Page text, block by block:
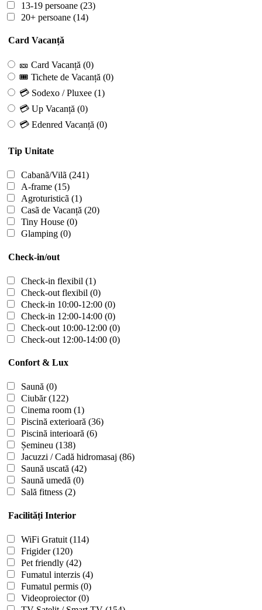
13-19 persoane (23)
20+ persoane (14)
Card Vacanță
🎫 Card Vacanță (0)
🎟 Tichete de Vacanță (0)
💳 Sodexo / Pluxee (1)
💳 Up Vacanță (0)
💳 Edenred Vacanță (0)
Tip Unitate
Cabanã/Vilã (241)
A-frame (15)
Agroturisticã (1)
Casã de Vacanță (20)
Tiny House (0)
Glamping (0)
Check-in/out
Check-in flexibil (1)
Check-out flexibil (0)
Check-in 10:00-12:00 (0)
Check-in 12:00-14:00 (0)
Check-out 10:00-12:00 (0)
Check-out 12:00-14:00 (0)
Confort & Lux
Saună (0)
Ciubăr(122)
Cinema room (1)
Piscină exterioară (36)
Piscină interioară (6)
Șemineu (138)
Jacuzzi / Cadă hidromasaj (86)
Saună uscată (42)
Saună umedă (0)
Sală fitness (2)
Facilități Interior
WiFi Gratuit (114)
Frigider(120)
Pet friendly (42)
Fumatul interzis (4)
Fumatul permis (0)
Videoproiector(0)